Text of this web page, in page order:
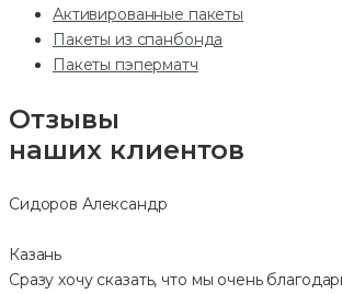
Активированные пакеты
Пакеты из спанбонда
Пакеты пэперматч
Отзывы
наших клиентов
Сидоров Александр
Казань
Сразу хочу сказать, что мы очень